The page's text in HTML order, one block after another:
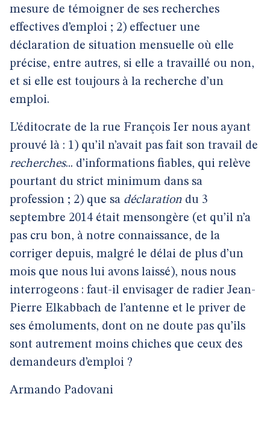
mesure de témoigner de ses recherches
effectives d’emploi ; 2) effectuer une
déclaration de situation mensuelle où elle
précise, entre autres, si elle a travaillé ou non,
et si elle est toujours à la recherche d’un
emploi.
L’éditocrate de la rue François Ier nous ayant
prouvé là : 1) qu’il n’avait pas fait son travail de
recherches... d’informations fiables, qui relève
pourtant du strict minimum dans sa
profession ; 2) que sa déclaration du 3
septembre 2014 était mensongère (et qu’il n’a
pas cru bon, à notre connaissance, de la
corriger depuis, malgré le délai de plus d’un
mois que nous lui avons laissé), nous nous
interrogeons : faut-il envisager de radier Jean-
Pierre Elkabbach de l’antenne et le priver de
ses émoluments, dont on ne doute pas qu’ils
sont autrement moins chiches que ceux des
demandeurs d’emploi ?
Armando Padovani